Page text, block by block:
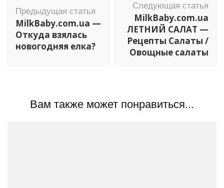
по
записям
Предыдущая статья
MilkBaby.com.ua —
Откуда взялась
новогодняя елка?
Следующая статья
MilkBaby.com.ua
ЛЕТНИЙ САЛАТ —
Рецепты Салаты /
Овощные салаты
Вам также может понравиться...